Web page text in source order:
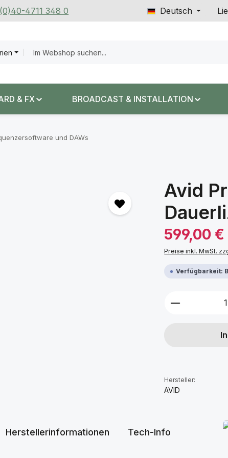
4711 348 0 Deutsch
& FX BROADCAST & INSTALLATION
und DAWs
Avid
Verkaufspreis:
599,00 €
Preise inkl. MwSt.
Verfügbarkeit:
Produkt
Hersteller:
AVID
Herstellerinformationen Tech-Info